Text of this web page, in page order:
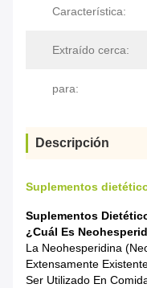
Característica:
Extraído cerca:
para:
Descripción
Suplementos
Suplementos
¿Cuál Es
La Neohesperidina
Extensamente
Ser Utilizado En